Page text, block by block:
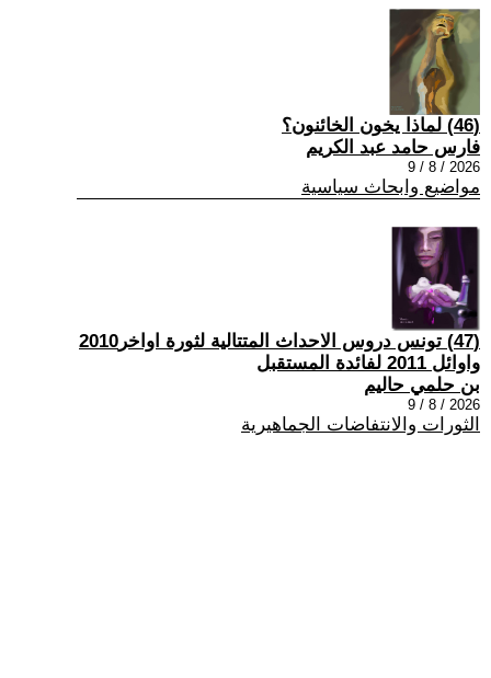
(46) لماذا يخون الخائنون؟
فارس حامد عبد الكريم
2026 / 8 / 9
مواضيع وابحاث سياسية
(47) تونس دروس الاحداث المتتالية لثورة اواخر2010
واوائل 2011 لفائدة المستقبل
بن حلمي حاليم
2026 / 8 / 9
الثورات والانتفاضات الجماهيرية